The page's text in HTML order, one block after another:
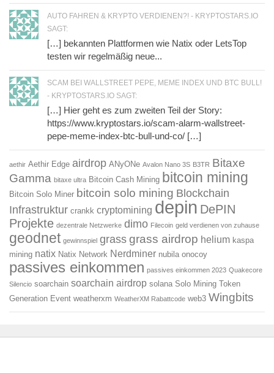
AUTO FAHREN & KRYPTO VERDIENEN?! - KRYPTOSTARS.IO
SAGT:
[…] bekannten Plattformen wie Natix oder LetsTop
testen wir regelmäßig neue...
SCAM BEI WALLSTREET PEPE, MEME INDEX UND BTC BULL!
- KRYPTOSTARS.IO SAGT:
[…] Hier geht es zum zweiten Teil der Story:
https://www.kryptostars.io/scam-alarm-wallstreet-
pepe-meme-index-btc-bull-und-co/ […]
aethir Aethir Edge airdrop ANyONe Avalon Nano 3S B3TR Bitaxe
Gamma bitaxe ultra Bitcoin Cash Mining bitcoin mining
Bitcoin Solo Miner bitcoin solo mining Blockchain
Infrastruktur crankk cryptomining depin DePIN
Projekte dezentrale Netzwerke dimo Filecoin geld verdienen von zuhause
geodnet gewinnspiel grass grass airdrop helium kaspa
mining natix Natix Network Nerdminer nubila onocoy
passives einkommen passives einkommen 2023 Quakecore
Silencio soarchain soarchain airdrop solana Solo Mining Token
Generation Event weatherxm WeatherXM Rabattcode web3 Wingbits